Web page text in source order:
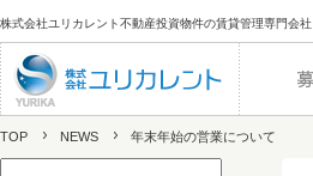
株式会社ユリカレント不動産投資物件の賃貸管理専門会社
TOP NEWS 年末年始の営業について